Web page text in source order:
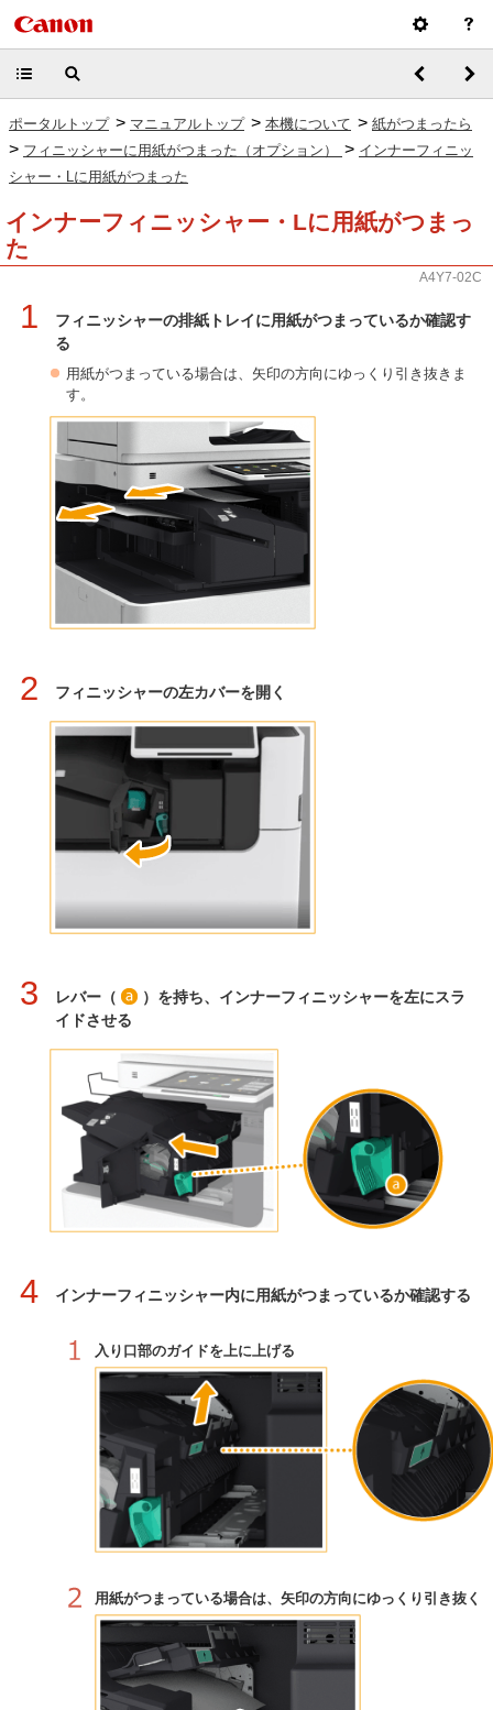
ポータルトップ > マニュアルトップ > 本機について > 紙がつまったら
> フィニッシャーに用紙がつまった（オプション） > インナーフィニッ
シャー・Lに用紙がつまった
インナーフィニッシャー・Lに用紙がつまっ
た
A4Y7-02C
1
フィニッシャーの排紙トレイに用紙がつまっているか確認す
る
用紙がつまっている場合は、矢印の方向にゆっくり引き抜きま
す。
2 フィニッシャーの左カバーを開く
3 レバー（
）を持ち、インナーフィニッシャーを左にスラ
イドさせる
4 インナーフィニッシャー内に用紙がつまっているか確認する
入り口部のガイドを上に上げる
用紙がつまっている場合は、矢印の方向にゆっくり引き抜く